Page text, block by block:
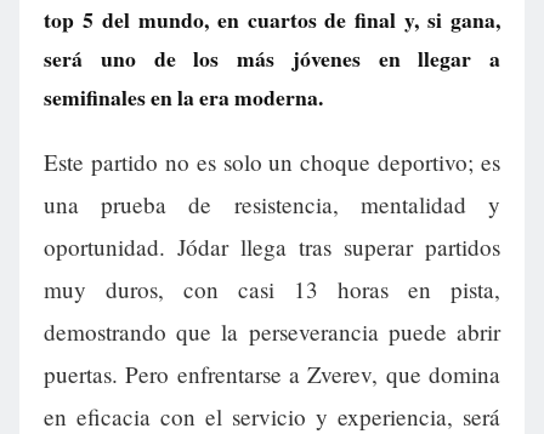
top 5 del mundo, en cuartos de final y, si gana,
será uno de los más jóvenes en llegar a
semifinales en la era moderna.
Este partido no es solo un choque deportivo; es
una prueba de resistencia, mentalidad y
oportunidad. Jódar llega tras superar partidos
muy duros, con casi 13 horas en pista,
demostrando que la perseverancia puede abrir
puertas. Pero enfrentarse a Zverev, que domina
en eficacia con el servicio y experiencia, será